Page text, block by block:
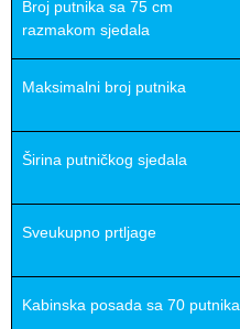
Broj putnika sa 75 cm
razmakom sjedala
Maksimalni broj putnika
Širina putničkog sjedala
Sveukupno prtljage
Kabinska posada sa 70 putnika